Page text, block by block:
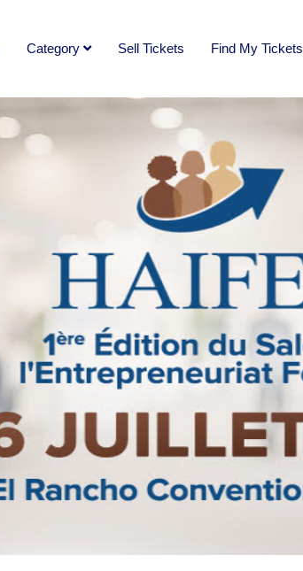
Category Sell Tickets Find My Tickets